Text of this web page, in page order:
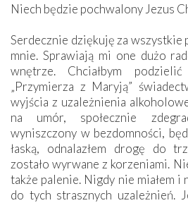
Niech będzie pochwalony Jezus
Serdecznie dziękuję za wszystkie
mnie. Sprawiają mi one dużo
wnętrze. Chciałbym
„Przymierza z Maryją”
wyjścia z uzależnienia
na umór, społecznie
wyniszczony w bezdomności,
łaską, odnalazłem drogę do
zostało wyrwane z korzeniami.
także palenie. Nigdy nie miałem
do tych strasznych uzależnień.